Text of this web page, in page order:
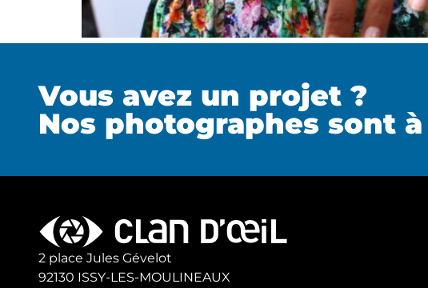
Vous avez un projet ?
Nos photographes sont
2 place Jules Gévelot
92130 ISSY-LES-MOULINEAUX